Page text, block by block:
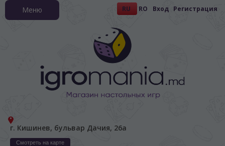
RU RO Вход Регистрация
г. Кишинев, бульвар Дачия, 26а
Смотреть на карте
Меню